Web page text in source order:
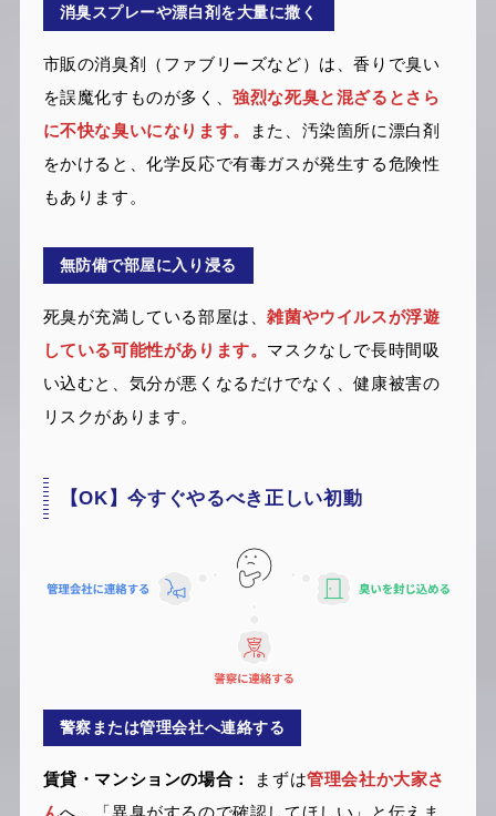
消臭スプレーや漂白剤を大量に撒く
市販の消臭剤（ファブリーズなど）は、香りで臭い
を誤魔化すものが多く、強烈な死臭と混ざるとさら
に不快な臭いになります。
また、汚染箇所に漂白剤
をかけると、化学反応で有毒ガスが発生する危険性
もあります。
無防備で部屋に入り浸る
死臭が充満している部屋は、雑菌やウイルスが浮遊
している可能性があります。 マスクなしで長時間吸
い込むと、気分が悪くなるだけでなく、健康被害の
リスクがあります。
【OK】今すぐやるべき正しい初動
警察または管理会社へ連絡する
賃貸・マンションの場合： まずは管理会社か大家さ